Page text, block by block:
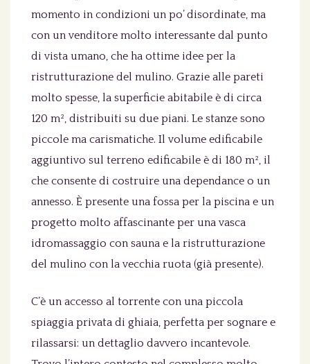
momento in condizioni un po’ disordinate, ma
con un venditore molto interessante dal punto
di vista umano, che ha ottime idee per la
ristrutturazione del mulino. Grazie alle pareti
molto spesse, la superficie abitabile è di circa
120 m², distribuiti su due piani. Le stanze sono
piccole ma carismatiche. Il volume edificabile
aggiuntivo sul terreno edificabile è di 180 m², il
che consente di costruire una dependance o un
annesso. È presente una fossa per la piscina e un
progetto molto affascinante per una vasca
idromassaggio con sauna e la ristrutturazione
del mulino con la vecchia ruota (già presente).
C’è un accesso al torrente con una piccola
spiaggia privata di ghiaia, perfetta per sognare e
rilassarsi: un dettaglio davvero incantevole.